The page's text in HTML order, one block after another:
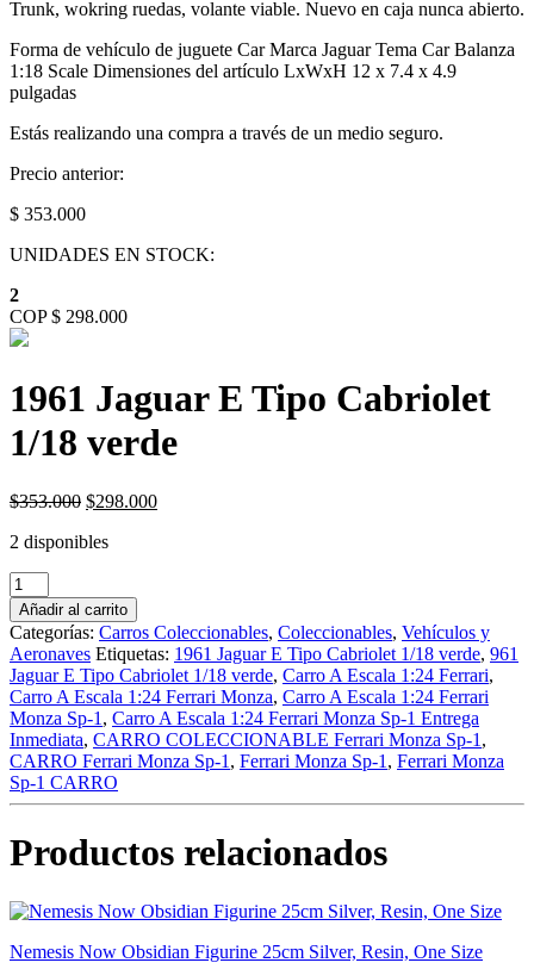
Trunk, wokring ruedas, volante viable. Nuevo en caja nunca abierto.
Forma de vehículo de juguete Car Marca Jaguar Tema Car Balanza
1:18 Scale Dimensiones del artículo LxWxH 12 x 7.4 x 4.9
pulgadas
Estás realizando una compra a través de un medio seguro.
Precio anterior:
$ 353.000
UNIDADES EN STOCK:
2
COP $ 298.000
1961 Jaguar E Tipo Cabriolet
1/18 verde
$353.000 Original
was:
$298.000Current
2 disponibles
1961
Jaguar
E
Tipo
Cabriolet
1/18
verde
cantidad
Añadir al carrito
Categorías: Carros Coleccionables, Coleccionables, Vehículos y
Aeronaves Etiquetas: 1961 Jaguar E Tipo Cabriolet 1/18 verde, 961
Jaguar E Tipo Cabriolet 1/18 verde, Carro A Escala 1:24 Ferrari,
Carro A Escala 1:24 Ferrari Monza, Carro A Escala 1:24 Ferrari
Monza Sp-1 , Carro A Escala 1:24 Ferrari Monza Sp-1 Entrega
Inmediata, CARRO COLECCIONABLE Ferrari Monza Sp-1 ,
CARRO Ferrari Monza Sp-1 , Ferrari Monza Sp-1 , Ferrari Monza
Sp-1 CARRO
Productos relacionados
Nemesis Now Obsidian Figurine 25cm Silver, Resin, One Size